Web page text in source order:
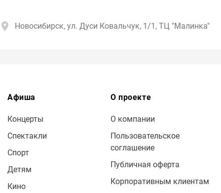
Новосибирск, ул. Дуси Ковальчук, 1/1, ТЦ "Малинка"
Афиша
Концерты
Спектакли
Спорт
Детям
Кино
О проекте
О компании
Пользовательское
соглашение
Публичная оферта
Корпоративным клиентам